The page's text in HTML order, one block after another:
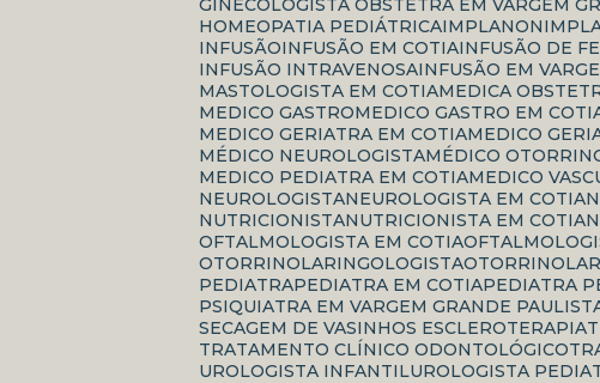
GINECOLOGISTA OBSTETRA EM VARGEM
HOMEOPATIA PEDIÁTRICA IMPLANON
INFUSÃO INFUSÃO EM COTIA INFUSÃO DE
INFUSÃO INTRAVENOSA INFUSÃO EM
MASTOLOGISTA EM COTIA
MEDICA
MEDICO GASTRO
MEDICO GASTRO EM
MEDICO GERIATRA EM COTIA
MEDICO
MÉDICO NEUROLOGISTA
MÉDICO
MEDICO PEDIATRA EM COTIA
MEDICO
NEUROLOGISTA
NEUROLOGISTA EM COTIA
NUTRICIONISTA
NUTRICIONISTA EM COTIA
OFTALMOLOGISTA EM COTIA
OTORRINOLARINGOLOGISTA
PEDIATRA
PEDIATRA EM COTIA PEDIATRA
PSIQUIATRA EM VARGEM GRANDE
SECAGEM DE VASINHOS ESCLEROTERAPIA
TRATAMENTO CLÍNICO ODONTOLÓGICO
UROLOGISTA INFANTIL
UROLOGISTA